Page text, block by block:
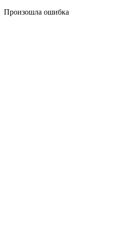
Произошла ошибка